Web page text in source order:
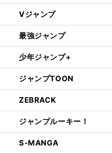
Vジャンプ
最強ジャンプ
少年ジャンプ+
ジャンプTOON
ZEBRACK
ジャンプルーキー！
S-MANGA